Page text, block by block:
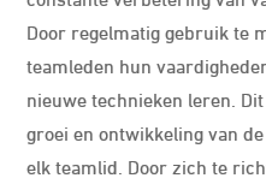
Door regelmatig gebruik te
teamleden hun
nieuwe technieken leren.
groei en ontwikkeling van
elk teamlid. Door zich te